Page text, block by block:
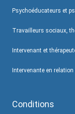
Psychoéducateurs et
Travailleurs sociaux,
Intervenant et
Intervenante en
Conditions